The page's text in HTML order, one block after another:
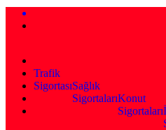
Trafik
SigortasıSağlık
SigortalarıKonut
Sigortaları